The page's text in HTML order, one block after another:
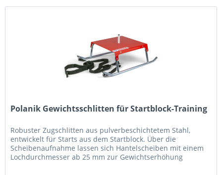
Polanik Gewichtsschlitten für Startblock-Training
Robuster Zugschlitten aus pulverbeschichtetem Stahl,
entwickelt für Starts aus dem Startblock. Über die
Scheibenaufnahme lassen sich Hantelscheiben mit einem
Lochdurchmesser ab 25 mm zur Gewichtserhöhung